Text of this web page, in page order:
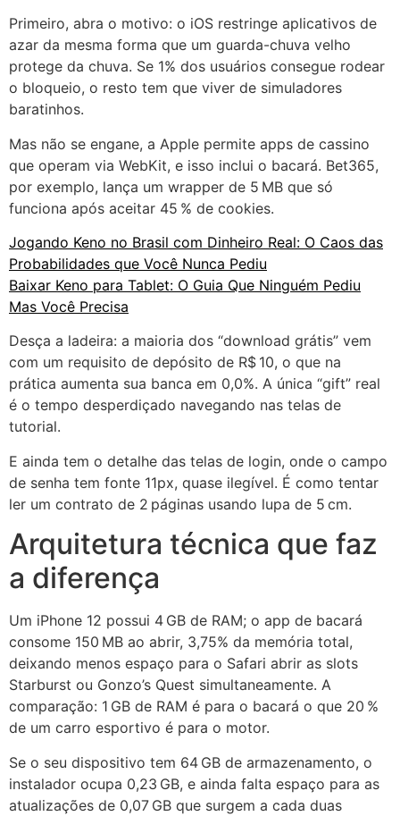
Primeiro, abra o motivo: o iOS restringe aplicativos de
azar da mesma forma que um guarda-chuva velho
protege da chuva. Se 1% dos usuários consegue rodear
o bloqueio, o resto tem que viver de simuladores
baratinhos.
Mas não se engane, a Apple permite apps de cassino
que operam via WebKit, e isso inclui o bacará. Bet365,
por exemplo, lança um wrapper de 5 MB que só
funciona após aceitar 45 % de cookies.
Jogando Keno no Brasil com Dinheiro Real: O Caos das
Probabilidades que Você Nunca Pediu
Baixar Keno para Tablet: O Guia Que Ninguém Pediu
Mas Você Precisa
Desça a ladeira: a maioria dos “download grátis” vem
com um requisito de depósito de R$ 10, o que na
prática aumenta sua banca em 0,0%. A única “gift” real
é o tempo desperdiçado navegando nas telas de
tutorial.
E ainda tem o detalhe das telas de login, onde o campo
de senha tem fonte 11px, quase ilegível. É como tentar
ler um contrato de 2 páginas usando lupa de 5 cm.
Arquitetura técnica que faz
a diferença
Um iPhone 12 possui 4 GB de RAM; o app de bacará
consome 150 MB ao abrir, 3,75% da memória total,
deixando menos espaço para o Safari abrir as slots
Starburst ou Gonzo’s Quest simultaneamente. A
comparação: 1 GB de RAM é para o bacará o que 20 %
de um carro esportivo é para o motor.
Se o seu dispositivo tem 64 GB de armazenamento, o
instalador ocupa 0,23 GB, e ainda falta espaço para as
atualizações de 0,07 GB que surgem a cada duas